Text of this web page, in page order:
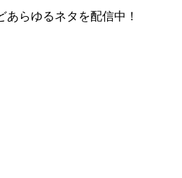
らゆるネタを配信中！